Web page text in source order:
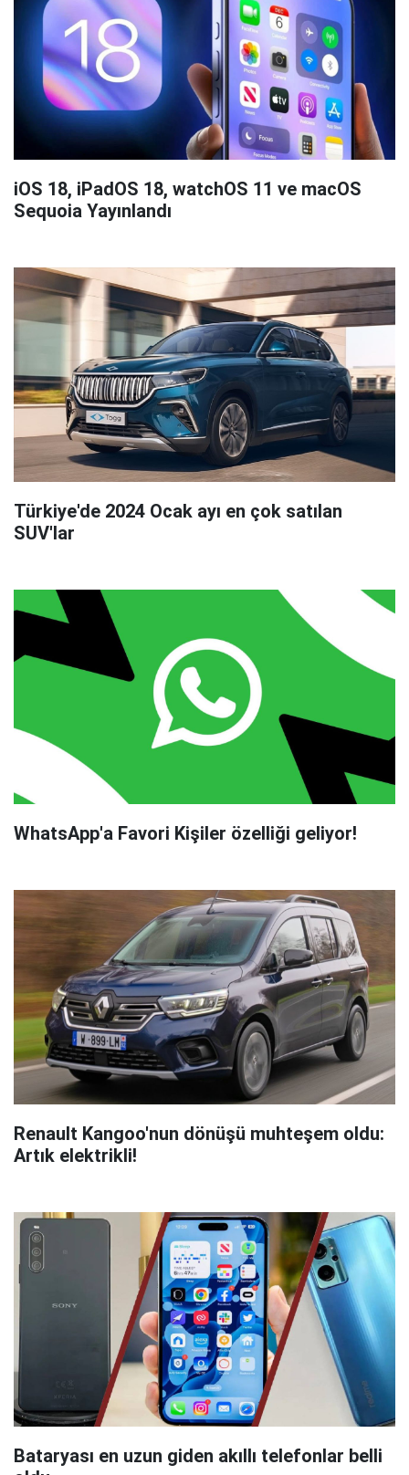
iOS 18, iPadOS 18, watchOS 11 ve macOS
Sequoia Yayınlandı
Türkiye'de 2024 Ocak ayı en çok satılan
SUV'lar
WhatsApp'a Favori Kişiler özelliği geliyor!
Renault Kangoo'nun dönüşü muhteşem oldu:
Artık elektrikli!
Bataryası en uzun giden akıllı telefonlar belli